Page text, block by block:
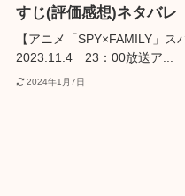
すじ(評価感想)ネタバレ
【アニメ「SPY×FAMILY」ス
2023.11.4 23：00放送ア...
2024年1月7日